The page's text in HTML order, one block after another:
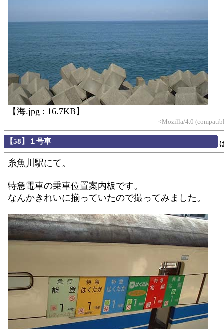
【海.jpg : 16.7KB】
<Mozilla/4.0
【58】１号車
糸魚川駅にて。
特急電車の乗車位置案内板です。
なんかきれいに揃っていたので撮ってみました。